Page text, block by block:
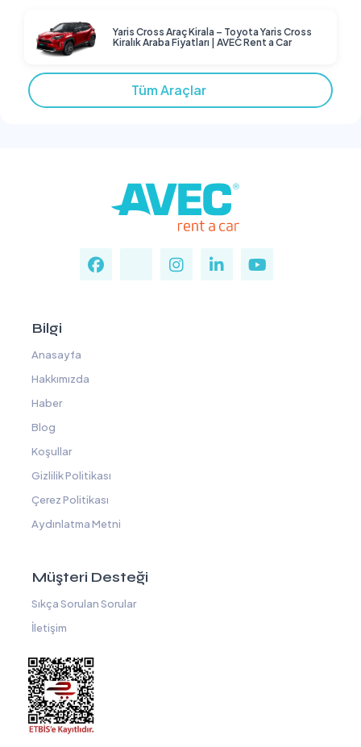
Yaris Cross Araç Kirala – Toyota Yaris Cross
Kiralık Araba Fiyatları | AVEC Rent a Car
Tüm Araçlar
Bilgi
Anasayfa
Hakkımızda
Haber
Blog
Koşullar
Gizlilik Politikası
Çerez Politikası
Aydınlatma Metni
Müşteri Desteği
Sıkça Sorulan Sorular
İletişim